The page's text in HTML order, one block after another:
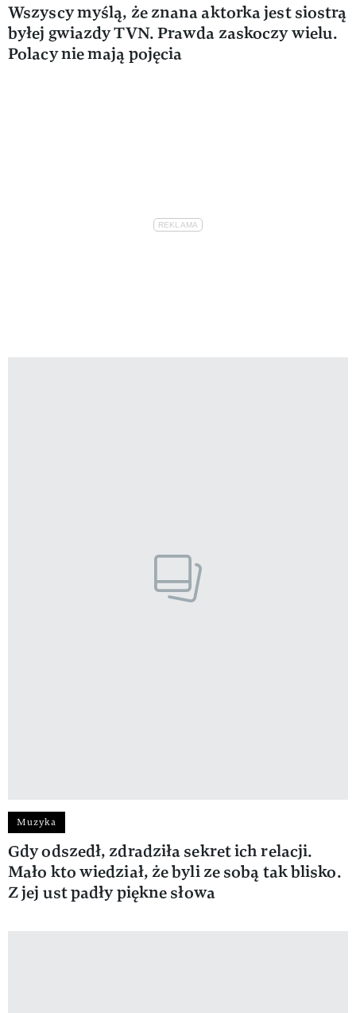
Wszyscy myślą, że znana aktorka jest siostrą
byłej gwiazdy TVN. Prawda zaskoczy wielu.
Polacy nie mają pojęcia
Muzyka
Gdy odszedł, zdradziła sekret ich relacji.
Mało kto wiedział, że byli ze sobą tak blisko.
Z jej ust padły piękne słowa